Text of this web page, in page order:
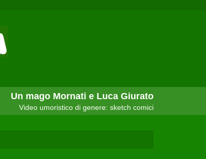
Un mago Mornati e Luca Giurato
Video umoristico di genere: sketch comici